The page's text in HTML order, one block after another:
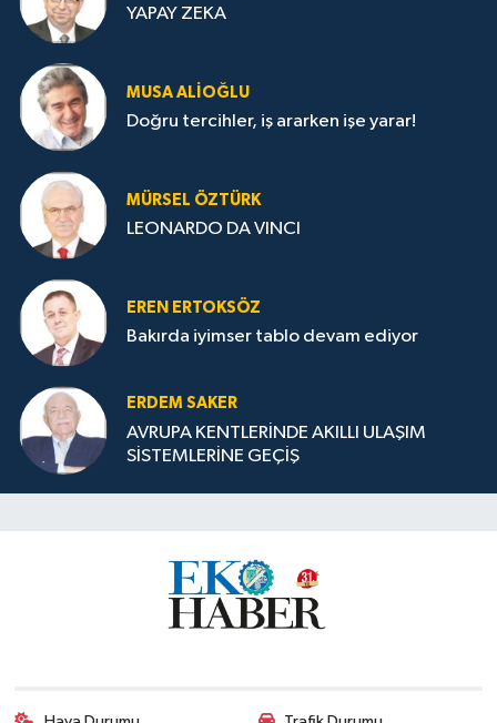
YAPAY ZEKA
MUSA ALIOĞLU
Doğru tercihler, iş ararken işe yarar!
MÜRSEL ÖZTÜRK
LEONARDO DA VINCI
EREN ERTOKSÖZ
Bakırda iyimser tablo devam ediyor
ERDEM SAKER
AVRUPA KENTLERİNDE AKILLI ULAŞIM
SİSTEMLERİNE GEÇİŞ